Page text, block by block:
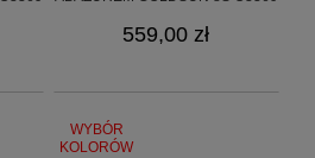
559,00 zł
WYBÓR
KOLORÓW